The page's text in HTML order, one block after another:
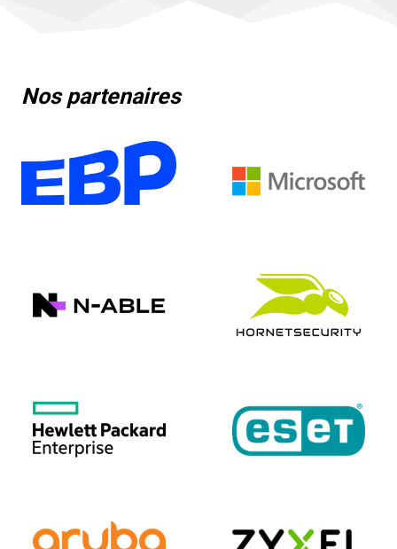
Nos partenaires